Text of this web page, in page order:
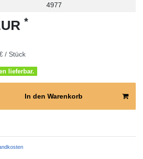
4977
*
/ Stück
lieferbar.
In den Warenkorb